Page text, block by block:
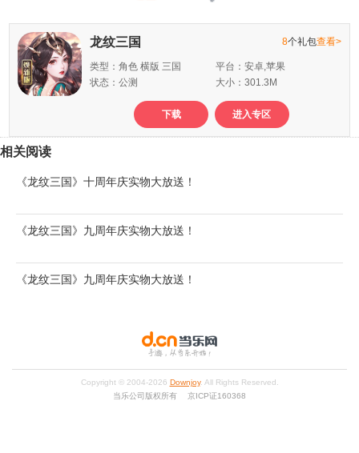
龙纹三国 8个礼包查看>
类型：角色 横版 三国
平台：安卓,苹果
状态：公测
大小：301.3M
下载 进入专区
相关阅读
《龙纹三国》十周年庆实物大放送！
《龙纹三国》九周年庆实物大放送！
《龙纹三国》九周年庆实物大放送！
Copyright © 2004-2026 Downjoy. All Rights Reserved.
当乐公司版权所有 京ICP证160368